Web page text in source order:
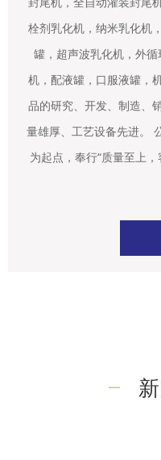
栓剂乳化机，纳米乳化机
罐，超声波乳化机，外
机，配液罐，口服液罐，
品的研究、开发、制造、
量雄厚、工艺设备先进。
为起点，奉行“质量至上